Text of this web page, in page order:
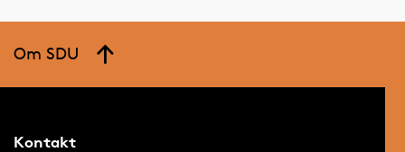
Om SDU
Kontakt